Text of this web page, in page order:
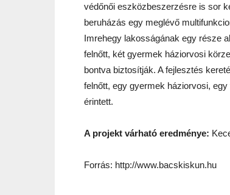
védőnői eszközbeszerzésre is sor
beruházás egy meglévő
Imrehegy lakosságának egy része
felnőtt, két gyermek háziorvosi
bontva biztosítják. A fejlesztés
felnőtt, egy gyermek háziorvosi,
érintett.
A projekt várható eredménye:
Forrás: http://www.bacskiskun.hu